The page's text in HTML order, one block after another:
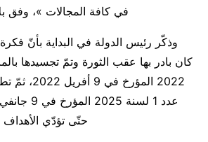
في كافة المجالات »، وفق
وذكّر رئيس الدولة في البداية بأنّ
2022 المؤرخ
حتّى تؤدّي الأهداف